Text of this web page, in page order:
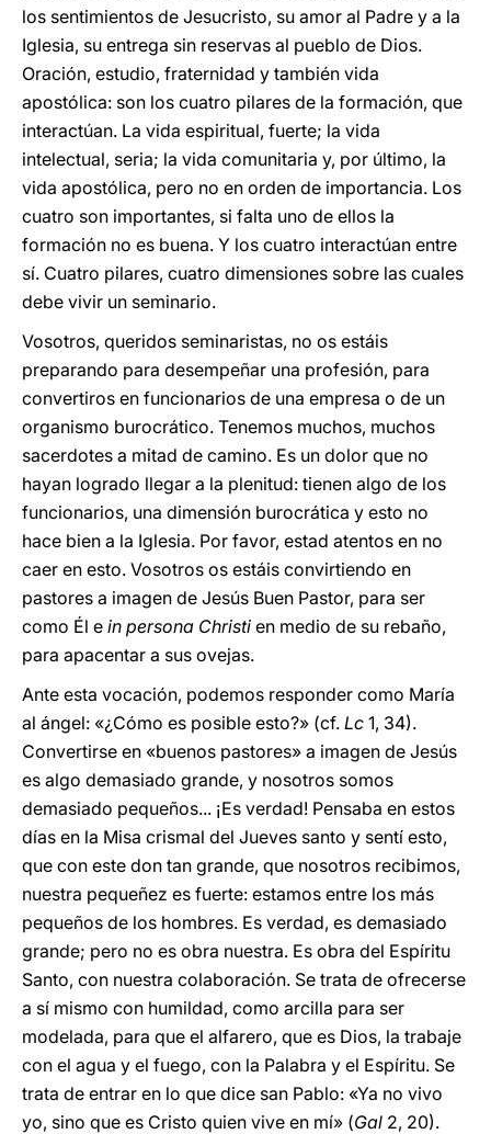
los sentimientos de Jesucristo, su amor al Padre y a la
Iglesia, su entrega sin reservas al pueblo de Dios.
Oración, estudio, fraternidad y también vida
apostólica: son los cuatro pilares de la formación, que
interactúan. La vida espiritual, fuerte; la vida
intelectual, seria; la vida comunitaria y, por último, la
vida apostólica, pero no en orden de importancia. Los
cuatro son importantes, si falta uno de ellos la
formación no es buena. Y los cuatro interactúan entre
sí. Cuatro pilares, cuatro dimensiones sobre las cuales
debe vivir un seminario.
Vosotros, queridos seminaristas, no os estáis
preparando para desempeñar una profesión, para
convertiros en funcionarios de una empresa o de un
organismo burocrático. Tenemos muchos, muchos
sacerdotes a mitad de camino. Es un dolor que no
hayan logrado llegar a la plenitud: tienen algo de los
funcionarios, una dimensión burocrática y esto no
hace bien a la Iglesia. Por favor, estad atentos en no
caer en esto. Vosotros os estáis convirtiendo en
pastores a imagen de Jesús Buen Pastor, para ser
como Él e in persona Christi en medio de su rebaño,
para apacentar a sus ovejas.
Ante esta vocación, podemos responder como María
al ángel: «¿Cómo es posible esto?» (cf. Lc 1, 34).
Convertirse en «buenos pastores» a imagen de Jesús
es algo demasiado grande, y nosotros somos
demasiado pequeños... ¡Es verdad! Pensaba en estos
días en la Misa crismal del Jueves santo y sentí esto,
que con este don tan grande, que nosotros recibimos,
nuestra pequeñez es fuerte: estamos entre los más
pequeños de los hombres. Es verdad, es demasiado
grande; pero no es obra nuestra. Es obra del Espíritu
Santo, con nuestra colaboración. Se trata de ofrecerse
a sí mismo con humildad, como arcilla para ser
modelada, para que el alfarero, que es Dios, la trabaje
con el agua y el fuego, con la Palabra y el Espíritu. Se
trata de entrar en lo que dice san Pablo: «Ya no vivo
yo, sino que es Cristo quien vive en mí» (Gal 2, 20).